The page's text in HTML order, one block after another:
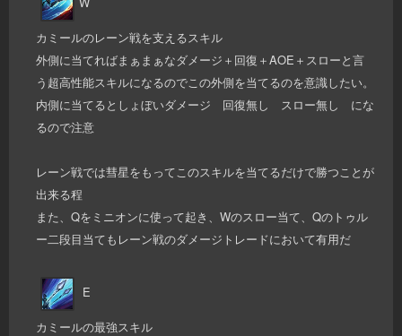
カミールのレーン戦を支えるスキル
外側に当てればまぁまぁなダメージ＋回復＋AOE＋スローと言
う超高性能スキルになるのでこの外側を当てるのを意識したい。
内側に当てるとしょぼいダメージ 回復無し スロー無し にな
るので注意
レーン戦では彗星をもってこのスキルを当てるだけで勝つことが
出来る程
また、Qをミニオンに使って起き、Wのスロー当て、Qのトゥル
ー二段目当てもレーン戦のダメージトレードにおいて有用だ
E
カミールの最強スキル